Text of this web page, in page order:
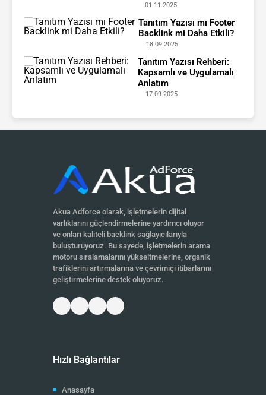
01.11.2025
Tanıtım Yazısı mı Footer
Backlink mi Daha Etkili?
18.09.2025
Tanıtım Yazısı Rehberi:
Kapsamlı ve Uygulamalı
Anlatım
17.09.2025
Akua Adforce olarak, işletmelerin dijital
varlıklarını güçlendirmelerine yardımcı oluyor
ve onları kaliteli backlink sağlayıcılarıyla
buluşturuyoruz. Bu sayede, işletmelerin arama
motoru sıralamalarını yükseltmelerine, organik
trafiklerini artırmalarına ve çevrimiçi itibarlarını
geliştirmelerine destek oluyoruz.
Hızlı Bağlantılar
Anasayfa